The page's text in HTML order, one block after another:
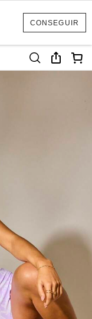
CONSEGUIR